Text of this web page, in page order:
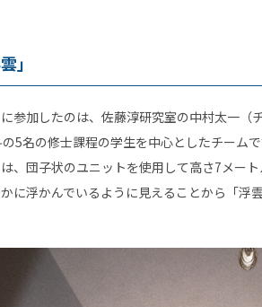
」
参加したのは、佐藤淳研究室の中村太一（
の5名の修士課程の学生を中心としたチームで
、団子状のユニットを使用して高さ7メー
に浮かんでいるように見えることから「浮